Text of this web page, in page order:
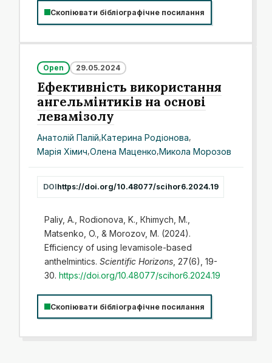
Скопіювати бібліографічне посилання
Open 29.05.2024
Ефективність використання
ангельмінтиків на основі
левамізолу
Анатолій Палій,Катерина Родіонова,
Марія Хімич,Олена Маценко,Микола Морозов
DOIhttps://doi.org/10.48077/scihor6.2024.19
Paliy, A., Rodionova, K., Кhimych, M.,
Matsenko, O., & Morozov, M. (2024).
Efficiency of using levamisole-based
anthelmintics. Scientific Horizons, 27(6), 19-
30. https://doi.org/10.48077/scihor6.2024.19
Скопіювати бібліографічне посилання